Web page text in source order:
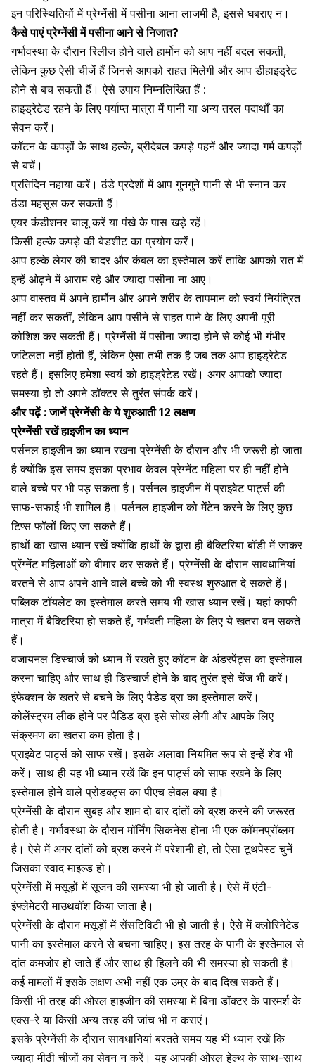
इन परिस्थितियों में प्रेग्नेंसी में पसीना आना लाजमी है, इससे घबराए न।
कैसे पाएं प्रेग्नेंसी में पसीना आने से निजात?
गर्भावस्था के दौरान रिलीज होने वाले हार्मोन को आप नहीं बदल सकती,
लेकिन कुछ ऐसी चीजें हैं जिनसे आपको राहत मिलेगी और आप डीहाइड्रेट
होने से बच सकती हैं। ऐसे उपाय निम्नलिखित हैं :
हाइड्रेटेड रहने के लिए पर्याप्त मात्रा में पानी या अन्य तरल पदार्थों का
सेवन करें।
कॉटन के कपड़ों के साथ हल्के, ब्रीदेबल कपड़े पहनें और ज्यादा गर्म कपड़ों
से बचें।
प्रतिदिन नहाया करें। ठंडे प्रदेशों में आप गुनगुने पानी से भी स्नान कर
ठंडा महसूस कर सकती हैं।
एयर कंडीशनर चालू करें या पंखे के पास खड़े रहें।
किसी हल्के कपड़े की बेडशीट का प्रयोग करें।
आप हल्के लेयर की चादर और कंबल का इस्तेमाल करें ताकि आपको रात में
इन्हें ओढ़ने में आराम रहे और ज्यादा पसीना ना आए।
आप वास्तव में अपने हार्मोन और अपने शरीर के तापमान को स्वयं नियंत्रित
नहीं कर सकतीं, लेकिन आप पसीने से राहत पाने के लिए अपनी पूरी
कोशिश कर सकती हैं। प्रेग्नेंसी में पसीना ज्यादा होने से कोई भी गंभीर
जटिलता नहीं होती हैं, लेकिन ऐसा तभी तक है जब तक आप हाइड्रेटेड
रहते हैं। इसलिए हमेशा स्वयं को हाइड्रेटेड रखें। अगर आपको ज्यादा
समस्या हो तो अपने डॉक्टर से तुरंत संपर्क करें।
और पढ़ें :जानें प्रेग्नेंसी के ये शुरुआती 12 लक्षण
प्रेग्नेंसी रखें हाइजीन का ध्यान
पर्सनल हाइजीनका ध्यान रखना प्रेग्नेंसी के दौरान और भी जरूरी हो जाता
है क्योंकि इस समय इसका प्रभाव केवल प्रेग्नेंट महिला पर ही नहीं होने
वाले बच्चे पर भी पड़ सकता है। पर्सनल हाइजीन मेंप्राइवेट पार्ट्स की
साफ-सफाई भी शामिल है। पर्लनल हाइजीन को मेंटेन करने के लिए कुछ
टिप्स फॉलों किए जा सकते हैं।
हाथों का खास ध्यान रखें क्योंकि हाथों के द्वारा ही बैक्टिरिया बॉडी में जाकर
प्रेंग्नेंट महिलाओं को बीमार कर सकते हैं। प्रेग्नेंसी के दौरान सावधानियां
बरतने से आप अपने आने वाले बच्चे को भी स्वस्थ शुरुआत दे सकते हें।
पब्लिक टॉयलेटका इस्तेमाल करते समय भी खास ध्यान रखें। यहां काफी
मात्रा में बैक्टिरिया हो सकते हैं, गर्भवती महिला के लिए ये खतरा बन सकते
हैं।
वजायनल डिस्चार्जको ध्यान में रखते हुए कॉटन के अंडरपेंट्स का इस्तेमाल
करना चाहिए और साथ ही डिस्चार्ज होने के बाद तुरंत इसे चेंज भी करें।
इंफेक्शन के खतरे से बचने के लिए पैडेड ब्रा का इस्तेमाल करें।
कोलेंस्ट्रम लीक होने पर पैडिड ब्रा इसे सोख लेगी और आपके लिए
संक्रमण का खतरा कम होता है।
प्राइवेट पार्ट्स को साफ रखें। इसके अलावा नियमित रूप से इन्हें शेव भी
करें। साथ ही यह भी ध्यान रखें कि इन पार्ट्स को साफ रखने के लिए
इस्तेमाल होने वाले प्रोडक्ट्स का पीएच लेवल क्या है।
प्रेग्नेंसी के दौरान सुबह और शाम दो बारदांतों को ब्रशकरने की जरूरत
होती है। गर्भावस्था के दौरानमॉर्निंग सिकनेस होना भी एक कॉमनप्रॉब्लम
है। ऐसे में अगर दांतों को ब्रश करने में परेशानी हो, तो ऐसा टूथपेस्ट चुनें
जिसका स्वाद माइल्ड हो।
प्रेग्नेंसी मेंमसूड़ों में सूजनकी समस्या भी हो जाती है। ऐसे में एंटी-
इंफ्लेमेटरी माउथवॉश किया जाता है।
प्रेग्नेंसी के दौरान मसूड़ों में सेंसटिविटी भी हो जाती है। ऐसे में क्लोरिनेटेड
पानी का इस्तेमाल करने से बचना चाहिए। इस तरह के पानी के इस्तेमाल से
दांत कमजोर हो जाते हैं और साथ ही हिलने की भी समस्या हो सकती है।
कई मामलों में इसके लक्षण अभी नहीं एक उम्र के बाद दिख सकते हैं।
किसी भी तरह की ओरल हाइजीन की समस्या में बिना डॉक्टर के पारमर्श के
एक्स-रेया किसी अन्य तरह की जांच भी न कराएं।
इसके प्रेग्नेंसी के दौरान सावधानियां बरतते समय यह भी ध्यान रखें कि
ज्यादा मीठी चीजों का सेवन न करें। यह आपकी ओरल हेल्थ के साथ-साथ